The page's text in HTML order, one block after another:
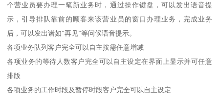
个营业员要办理一笔新业务时，通过操作键盘，可以发出语音提
示，引导排队靠前的顾客来该营业员的窗口办理业务，完成业务
后，可以发出诸如“再见”等问候语音提示。
各项业务队列客户完全可以自主按需任意增减
各项业务的等待人数客户完全可以自主设定在界面上显示并可任意
排版
各项业务的工作时段及暂停时段客户完全可以自主设定